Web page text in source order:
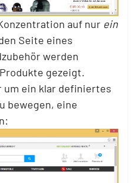
auf nur ein
Seite eines
werden
gezeigt.
um ein klar definiertes
bewegen, eine